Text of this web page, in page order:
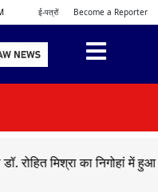
ई-पत्रों Become a Reporter
मिश्रा का निगोहां में हुआ भव्य